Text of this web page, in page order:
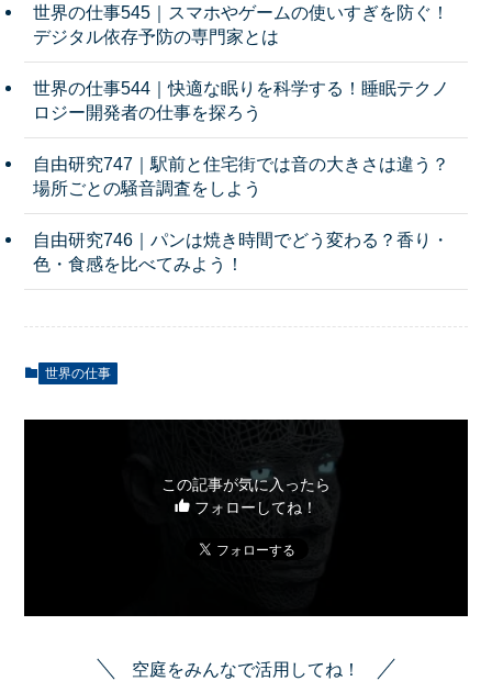
世界の仕事545｜スマホやゲームの使いすぎを防ぐ！
デジタル依存予防の専門家とは
世界の仕事544｜快適な眠りを科学する！睡眠テクノ
ロジー開発者の仕事を探ろう
自由研究747｜駅前と住宅街では音の大きさは違う？
場所ごとの騒音調査をしよう
自由研究746｜パンは焼き時間でどう変わる？香り・
色・食感を比べてみよう！
世界の仕事
この記事が気に入ったら
フォローしてね！
空庭をみんなで活用してね！